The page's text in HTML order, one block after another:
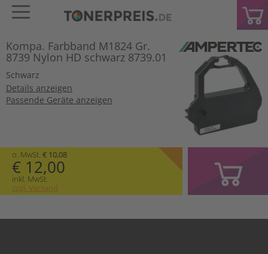
Kompa. Farbband M1824 Gr.
8739 Nylon HD schwarz 8739.01
Schwarz
Details anzeigen
Passende Geräte anzeigen
o. MwSt. € 10,08
€ 12,00
inkl. MwSt.
zzgl. Versand